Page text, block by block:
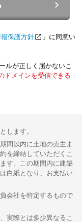
保護方針
」に同意い
ルが正しく届かないこ
ドメインを受信できる
します。
間以内に土地の売主ま
を締結していただくこ
す。この期間内に建築
白紙となり、お支払い
会社を特定するもので
実際とは多少異なるこ